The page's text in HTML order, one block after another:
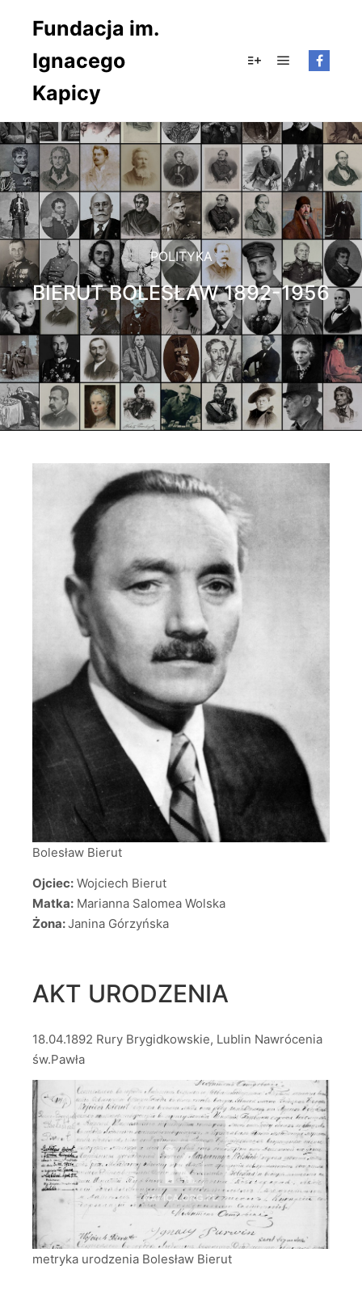
Fundacja im.
Ignacego
Kapicy
POLITYKA
BIERUT BOLESŁAW 1892-1956
Bolesław Bierut
Ojciec: Wojciech Bierut
Matka: Marianna Salomea Wolska
Żona:Janina Górzyńska
AKT URODZENIA
18.04.1892 Rury Brygidkowskie, Lublin Nawrócenia
św.Pawła
metryka urodzenia Bolesław Bierut